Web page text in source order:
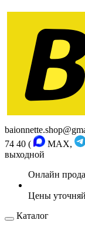
74 40 (
MAX,
выходной
Каталог